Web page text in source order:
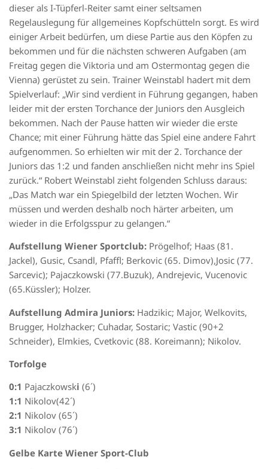
dieser als I-Tüpferl-Reiter samt einer seltsamen
Regelauslegung für allgemeines Kopfschütteln sorgt. Es wird
einiger Arbeit bedürfen, um diese Partie aus den Köpfen zu
bekommen und für die nächsten schweren Aufgaben (am
Freitag gegen die Viktoria und am Ostermontag gegen die
Vienna) gerüstet zu sein. Trainer Weinstabl hadert mit dem
Spielverlauf: „Wir sind verdient in Führung gegangen, haben
leider mit der ersten Torchance der Juniors den Ausgleich
bekommen. Nach der Pause hatten wir wieder die erste
Chance; mit einer Führung hätte das Spiel eine andere Fahrt
aufgenommen. So erhielten wir mit der 2. Torchance der
Juniors das 1:2 und fanden anschließen nicht mehr ins Spiel
zurück.“ Robert Weinstabl zieht folgenden Schluss daraus:
„Das Match war ein Spiegelbild der letzten Wochen. Wir
müssen und werden deshalb noch härter arbeiten, um
wieder in die Erfolgsspur zu gelangen.“
Aufstellung Wiener Sportclub: Prögelhof; Haas (81.
Jackel), Gusic, Csandl, Pfaffl; Berkovic (65. Dimov),Josic (77.
Sarcevic); Pajaczkowski (77.Buzuk), Andrejevic, Vucenovic
(65.Küssler); Holzer.
Aufstellung Admira Juniors: Hadzikic; Major, Welkovits,
Brugger, Holzhacker; Cuhadar, Sostaric; Vastic (90+2
Schneider), Elmkies, Cvetkovic (88. Koreimann); Nikolov.
Torfolge
0:1 Pajaczkowski (6´)
1:1 Nikolov(42´)
2:1 Nikolov (65´)
3:1 Nikolov (76´)
Gelbe Karte Wiener Sport-Club